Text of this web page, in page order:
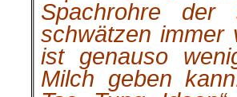
Spachrohre der
schwätzen immer
ist genauso
Milch geben